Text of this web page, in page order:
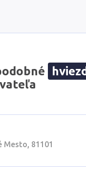
Mesto, 81101